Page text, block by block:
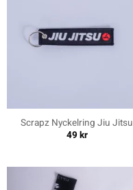
Scrapz Nyckelring Jiu Jitsu
49kr